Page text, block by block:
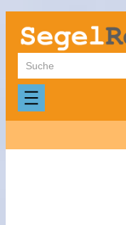
Zum
Inhalt
springen
Suchen